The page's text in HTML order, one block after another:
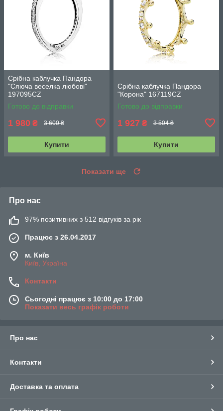
Срібна каблучка Пандора
"Сяюча веселка любові"
197095CZ
Готово до відправки
1 980 ₴ 3 600 ₴
Купити
Срібна каблучка Пандора
"Корона" 167119CZ
Готово до відправки
1 927 ₴ 3 504 ₴
Купити
Показати ще
Про нас
97% позитивних з 512 відгуків за рік
Працює з 26.04.2017
м. Київ
Київ, Україна
Контакти
Сьогодні працює з 10:00 до 17:00
Показати весь графік роботи
Про нас
Контакти
Доставка та оплата